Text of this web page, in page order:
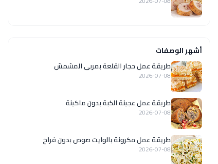
أشهر الوصفات
طريقة عمل حجار القلعة بمربى المشمش
2026-07-08
طريقة عمل عجينة الكبة بدون ماكينة
2026-07-08
طريقة عمل مكرونة بالوايت صوص بدون فراخ
2026-07-08